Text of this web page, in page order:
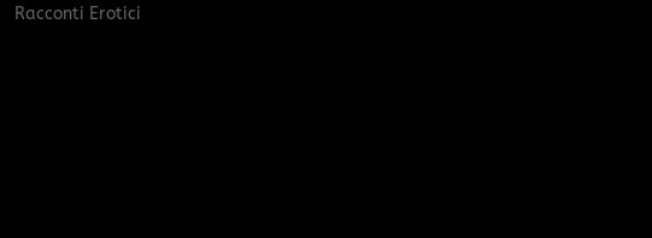
Racconti Erotici